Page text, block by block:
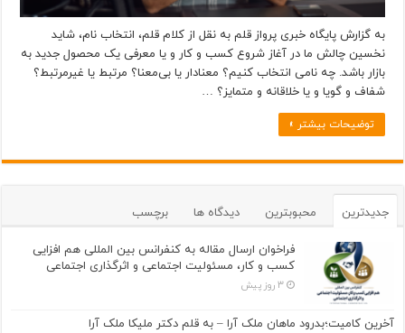
به گزارش پایگاه خبری پرواز قلم به نقل از کلام قلم، انتخاب نام، شاید
نخسین چالش ما در آغاز شروع کسب و کار و یا معرفی یک محصول جدید به
بازار باشد. چه نامی انتخاب کنیم؟ معنادار یا بی‌معنا؟ مرتبط یا غیرمرتبط؟
شفاف و گویا و یا خلاقانه و متمایز؟ …
توضیحات بیشتر »
جدیدترین محبوبترین دیدگاه ها برچسب
فراخوان ارسال مقاله به کنفرانس بین المللی هم افزایی
کسب و کار، مسئولیت اجتماعی و اثرگذاری اجتماعی
3 روز پیش
آخرین کامیت؛بدرود ماهان ملک آرا – به قلم دکتر ملیکا ملک آرا